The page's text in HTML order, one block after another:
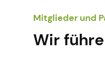
Mitglieder und
Wir